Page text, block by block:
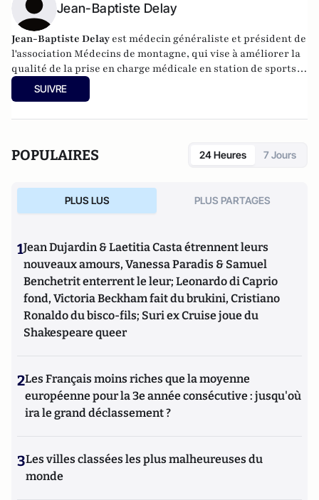
Jean-Baptiste Delay
Jean-Baptiste Delay est médecin généraliste et président de
l'association Médecins de montagne, qui vise à améliorer la
qualité de la prise en charge médicale en station de sports
d'hiver.www.mdem.org
SUIVRE
POPULAIRES 24 Heures 7 Jours
PLUS LUS PLUS PARTAGES
1Jean Dujardin & Laetitia Casta étrennent leurs
nouveaux amours, Vanessa Paradis & Samuel
Benchetrit enterrent le leur; Leonardo di Caprio
fond, Victoria Beckham fait du brukini, Cristiano
Ronaldo du bisco-fils; Suri ex Cruise joue du
Shakespeare queer
2Les Français moins riches que la moyenne
européenne pour la 3e année consécutive : jusqu'où
ira le grand déclassement ?
3Les villes classées les plus malheureuses du
monde